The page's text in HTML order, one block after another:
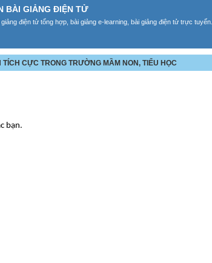
BÀI GIẢNG ĐIỆN TỬ
điện tử tổng hợp, bài giảng e-learning, bài giảng điện tử trực
CỰC TRONG TRƯỜNG MẦM NON, TIỂU HỌC
bạn.